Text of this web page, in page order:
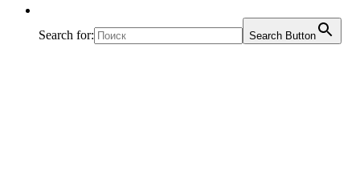
Search for: Search Button